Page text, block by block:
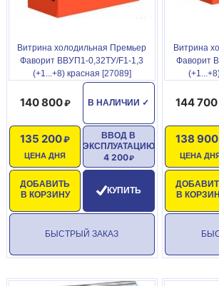
Витрина холодильная Премьер
Фаворит ВВУП1-0,32ТУ/F1-1,3
(+1...+8) красная [27089]
В НАЛИЧИИ ✓
140 800
ЦЕНА ДНЯ
135 200
ДОБАВИТЬ
В КОРЗИНУ
ВВОД В
ЭКСПЛУАТАЦИЮ
4 200
КУПИТЬ
БЫСТРЫЙ ЗАКАЗ
Витрина
Фаворит
144 700
ЦЕНА
138 900
В